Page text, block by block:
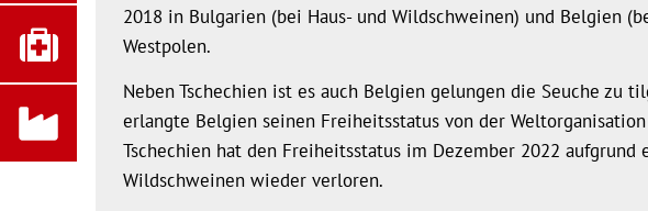
2018 in Bulgarien (bei Haus- und Wildschweinen) und Belgien
Westpolen.
Neben Tschechien ist es auch Belgien gelungen die Seuche zu
erlangte Belgien seinen Freiheitsstatus von der
Tschechien hat den Freiheitsstatus im Dezember 2022 aufgrund
Wildschweinen wieder verloren.